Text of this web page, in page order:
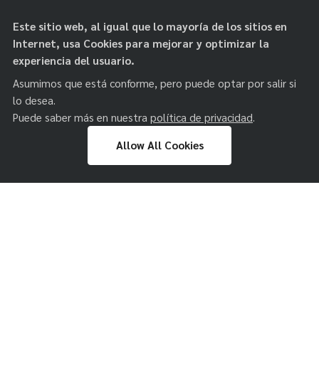
paz
Universidad de
El Rosario
Este sitio web, al igual que lo mayoría de los sitios en
Internet, usa Cookies para mejorar y optimizar la
experiencia del usuario.
Asumimos que está conforme, pero puede optar por salir si
lo desea.
Puede saber más en nuestra política de privacidad.
Allow All Cookies